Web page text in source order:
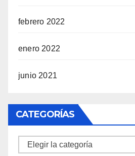
febrero 2022
enero 2022
junio 2021
CATEGORÍAS
Categorías